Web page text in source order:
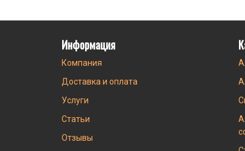
Информация
Компания
Доставка и оплата
Услуги
Статьи
Отзывы